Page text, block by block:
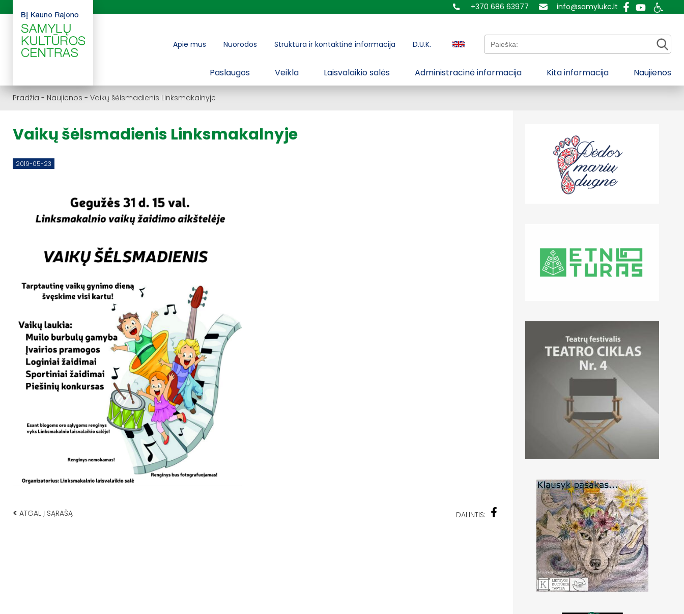
+370 686 63977 info@samylukc.lt
Apie mus Nuorodos Struktūra ir kontaktinė informacija D.U.K. Paieška:
Paslaugos Veikla Laisvalaikio salės Administracinė informacija Kita informacija Naujienos
Pradžia - Naujienos - Vaikų šėlsmadienis Linksmakalnyje
Vaikų šėlsmadienis Linksmakalnyje
2019-05-23
< ATGAL Į SĄRAŠĄ DALINTIS: